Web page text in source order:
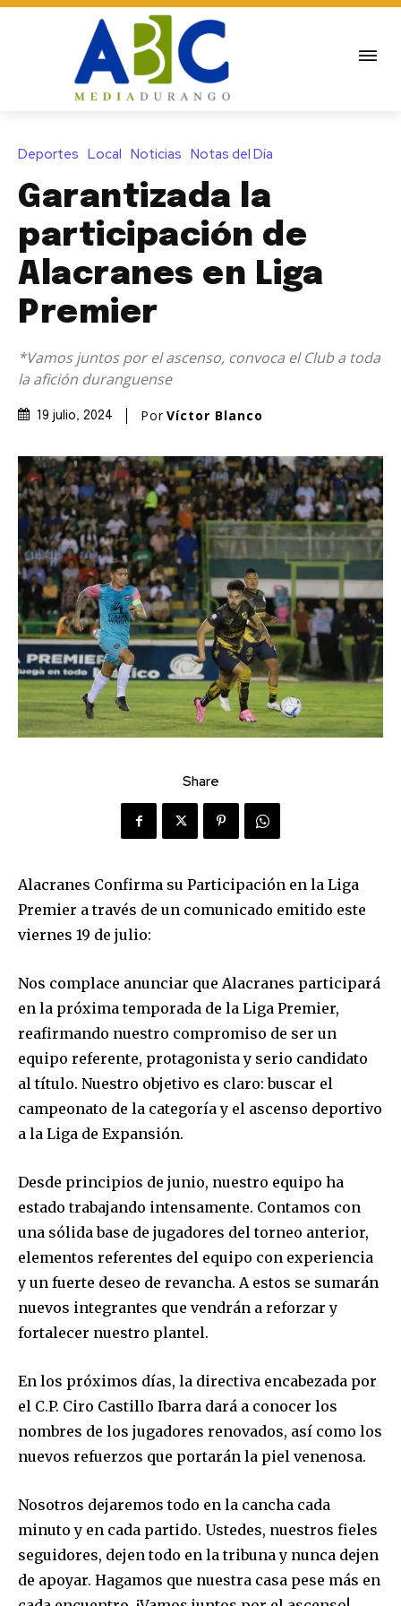
Deportes Local Noticias Notas del Día
Garantizada la
participación de
Alacranes en Liga
Premier
*Vamos juntos por el ascenso, convoca el Club a toda
la afición duranguense
19 julio, 2024 PorVíctor Blanco
Share
Alacranes Confirma su Participación en la Liga
Premier a través de un comunicado emitido este
viernes 19 de julio:
Nos complace anunciar que Alacranes participará
en la próxima temporada de la Liga Premier,
reafirmando nuestro compromiso de ser un
equipo referente, protagonista y serio candidato
al título. Nuestro objetivo es claro: buscar el
campeonato de la categoría y el ascenso deportivo
a la Liga de Expansión.
Desde principios de junio, nuestro equipo ha
estado trabajando intensamente. Contamos con
una sólida base de jugadores del torneo anterior,
elementos referentes del equipo con experiencia
y un fuerte deseo de revancha. A estos se sumarán
nuevos integrantes que vendrán a reforzar y
fortalecer nuestro plantel.
En los próximos días, la directiva encabezada por
el C.P. Ciro Castillo Ibarra dará a conocer los
nombres de los jugadores renovados, así como los
nuevos refuerzos que portarán la piel venenosa.
Nosotros dejaremos todo en la cancha cada
minuto y en cada partido. Ustedes, nuestros fieles
seguidores, dejen todo en la tribuna y nunca dejen
de apoyar. Hagamos que nuestra casa pese más en